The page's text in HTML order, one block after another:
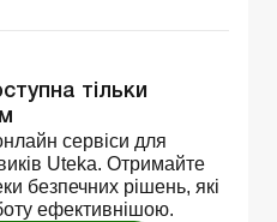
тільки
сервіси для
Uteka. Отримайте
безпечних рішень, які
ефективнішою.